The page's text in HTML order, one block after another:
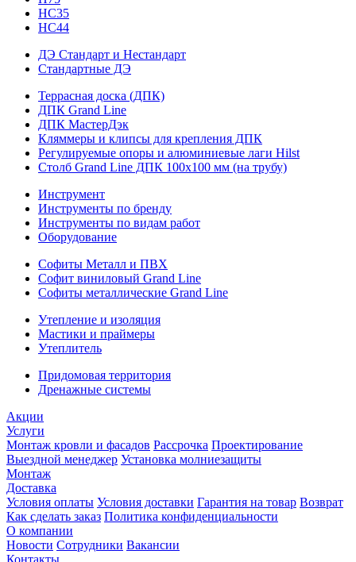
HС35
НС44
ДЭ Стандарт и Нестандарт
Стандартные ДЭ
Террасная доска (ДПК)
ДПК Grand Line
ДПК МастерДэк
Кляммеры и клипсы для крепления ДПК
Регулируемые опоры и алюминиевые лаги Hilst
Столб Grand Line ДПК 100х100 мм (на трубу)
Инструмент
Инструменты по бренду
Инструменты по видам работ
Оборудование
Софиты Металл и ПВХ
Софит виниловый Grand Line
Софиты металлические Grand Line
Утепление и изоляция
Мастики и праймеры
Утеплитель
Придомовая территория
Дренажные системы
Акции
Услуги
Монтаж кровли и фасадов Рассрочка Проектирование
Выездной менеджер Установка молниезащиты
Монтаж
Доставка
Условия оплаты Условия доставки Гарантия на товар Возврат
Как сделать заказ Политика конфиденциальности
О компании
Новости Сотрудники Вакансии
Контакты